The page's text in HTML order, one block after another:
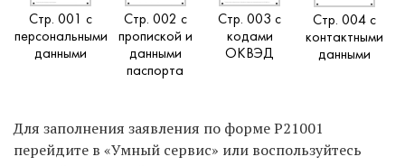
Стр. 001 с
персональными
данными
Стр. 002 с
пропиской и
данными
паспорта
Стр. 003 с
кодами
ОКВЭД
Стр. 004 с
контактными
данными
Для заполнения заявления по форме Р21001
перейдите в «Умный сервис» или воспользуйтесь